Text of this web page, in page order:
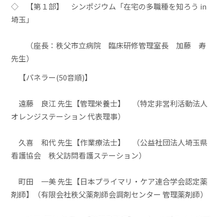
◇ 【第１部】 シンポジウム「在宅の多職種を知ろう in
埼玉」
（座長：秩父市立病院 臨床研修管理室長 加藤 寿
先生）
【パネラー(50音順)】
遠藤 良江 先生【管理栄養士】
（特定非営利活動法人
オレンジステーション 代表理事）
久喜 和代 先生【作業療法士】
（公益社団法人埼玉県
看護協会 秩父訪問看護ステーション）
町田 一美 先生【日本プライマリ・ケア連合学会認定薬
剤師】
（有限会社秩父薬剤師会調剤センター 管理薬剤師）